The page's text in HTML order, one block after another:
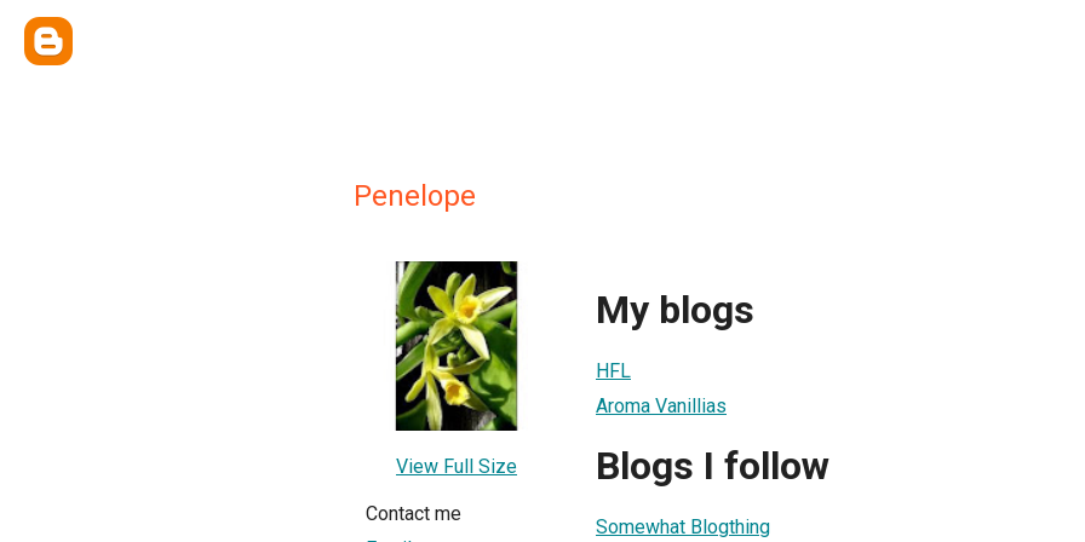
Penelope
View Full Size
Contact me
My blogs
HFL
Aroma Vanillias
Blogs I follow
Somewhat Blogthing